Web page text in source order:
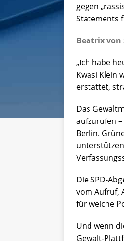
gegen
Statements
Beatrix von
„Ich habe
Kwasi Klein
erstattet,
Das
aufzurufen
Berlin.
Die SPD-
vom Aufruf,
für welche
Und wenn
Gewalt-